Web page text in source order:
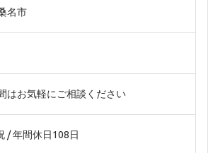
名市
はお気軽にご相談ください
/ 年間休日108日